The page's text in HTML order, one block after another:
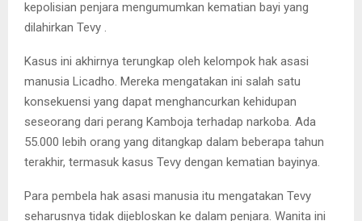
kepolisian penjara mengumumkan kematian bayi yang
dilahirkan Tevy .
Kasus ini akhirnya terungkap oleh kelompok hak asasi
manusia Licadho. Mereka mengatakan ini salah satu
konsekuensi yang dapat menghancurkan kehidupan
seseorang dari perang Kamboja terhadap narkoba. Ada
55.000 lebih orang yang ditangkap dalam beberapa tahun
terakhir, termasuk kasus Tevy dengan kematian bayinya.
Para pembela hak asasi manusia itu mengatakan Tevy
seharusnya tidak dijebloskan ke dalam penjara. Wanita ini